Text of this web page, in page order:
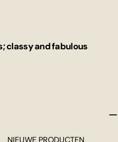
classy and fabulous
NIEUWE PRODUCTEN